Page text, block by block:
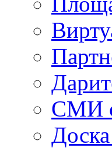
СМИ